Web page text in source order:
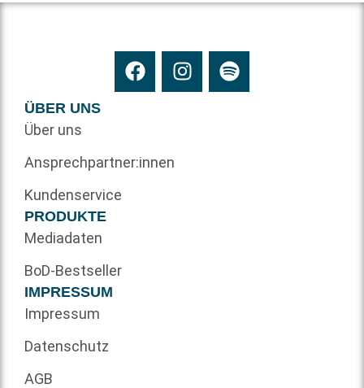
ÜBER UNS
Über uns
Ansprechpartner:innen
Kundenservice
PRODUKTE
Mediadaten
BoD-Bestseller
IMPRESSUM
Impressum
Datenschutz
AGB